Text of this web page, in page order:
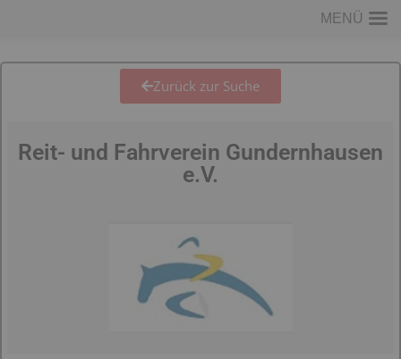
Zurück zur Suche
Reit- und Fahrverein Gundernhausen
e.V.
MENÜ